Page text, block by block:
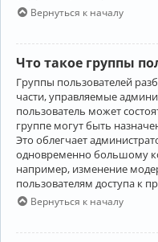
Вернуться к началу
Что такое группы
Группы пользователей
части, управляемые
пользователь может
группе могут быть
Это облегчает
одновременно большому
например, изменение
пользователям доступа к
Вернуться к началу